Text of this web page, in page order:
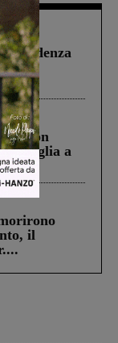
scadenza
“Un
la figlia a
il